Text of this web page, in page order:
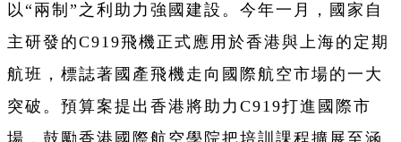
以“兩制”之利助力強國建設。今年一月，國家自
主研發的C919飛機正式應用於香港與上海的定期
航班，標誌著國產飛機走向國際航空市場的一大
突破。預算案提出香港將助力C919打進國際市